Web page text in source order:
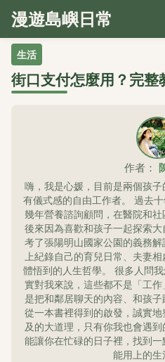
漫遊島嶼日常
生活
街口支付怎麼用？完整
作者：
嗨，我是心媛，目前是兩個孩
有儀式感的自由工作者。 過去
幾年營養諮詢顧問，在醫院和
後來因為喜歡和孩子一起探索
考了張陽明山國家公園的義務
上紀錄自己的育兒日常、夫妻
體悟到的人生哲學。 很多人問
實對我來說，這些都不是「工
是把和鄰居聊天的內容、和孩
從一本書裡得到的啟發，誠實
及的大道理，只有你我也會遇
能讓你在忙碌的日子裡，找到
能用上的生